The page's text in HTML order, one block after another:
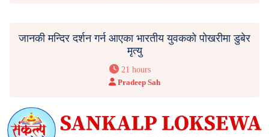
जानकी मन्दिर दर्शन गर्न आएका भारतीय युवकको पोखरीमा डुबेर
मृत्यु
21 hours
Pradeep Sah